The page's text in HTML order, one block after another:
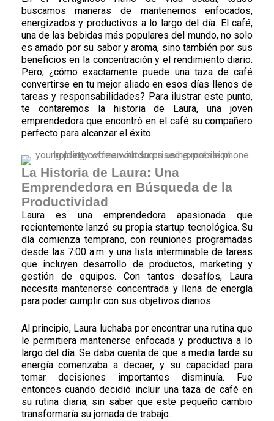
buscamos maneras de mantenernos enfocados,
energizados y productivos a lo largo del día. El café,
una de las bebidas más populares del mundo, no solo
es amado por su sabor y aroma, sino también por sus
beneficios en la concentración y el rendimiento diario.
Pero, ¿cómo exactamente puede una taza de café
convertirse en tu mejor aliado en esos días llenos de
tareas y responsabilidades? Para ilustrar este punto,
te contaremos la historia de Laura, una joven
emprendedora que encontró en el café su compañero
perfecto para alcanzar el éxito.
La Historia de Laura: Una
Emprendedora en Búsqueda de la
Productividad
Laura es una emprendedora apasionada que
recientemente lanzó su propia startup tecnológica. Su
día comienza temprano, con reuniones programadas
desde las 7:00 a.m. y una lista interminable de tareas
que incluyen desarrollo de productos, marketing y
gestión de equipos. Con tantos desafíos, Laura
necesita mantenerse concentrada y llena de energía
para poder cumplir con sus objetivos diarios.
Al principio, Laura luchaba por encontrar una rutina que
le permitiera mantenerse enfocada y productiva a lo
largo del día. Se daba cuenta de que a media tarde su
energía comenzaba a decaer, y su capacidad para
tomar decisiones importantes disminuía. Fue
entonces cuando decidió incluir una taza de café en
su rutina diaria, sin saber que este pequeño cambio
transformaría su jornada de trabajo.